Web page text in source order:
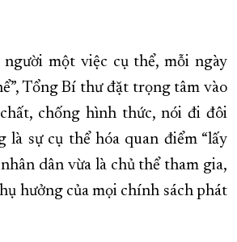
người một việc cụ thể, mỗi ngày
Tổng Bí thư đặt trọng tâm vào
chống hình thức, nói đi đôi
là sự cụ thể hóa quan điểm “lấy
dân vừa là chủ thể tham gia,
hưởng của mọi chính sách phát